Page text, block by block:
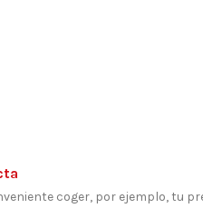
coger, por ejemplo, tu